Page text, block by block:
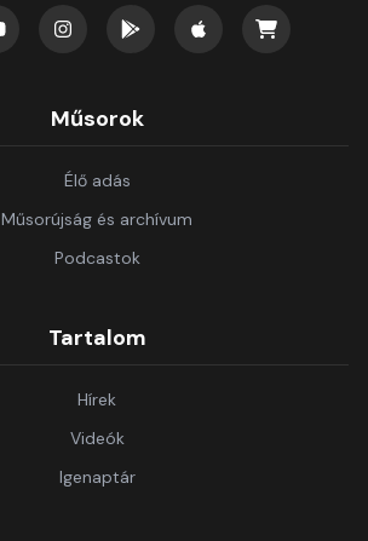
Műsorok
Élő adás
Műsorújság és archívum
Podcastok
Tartalom
Hírek
Videók
Igenaptár